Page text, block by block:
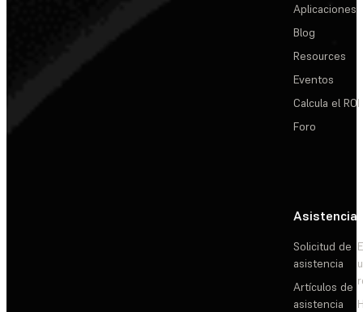
Aplicaciones
Blog
Resources
Eventos
Calcula el ROI
Foro
Asistencia
Solicitud de
asistencia
Artículos de
asistencia